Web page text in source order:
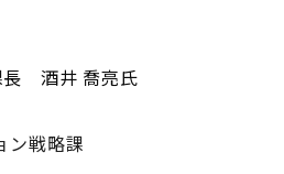
酒井 喬亮氏
ン戦略課